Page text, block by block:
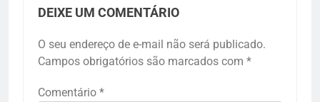
DEIXE UM COMENTÁRIO
O seu endereço de e-mail não será publicado.
Campos obrigatórios são marcados com *
Comentário *